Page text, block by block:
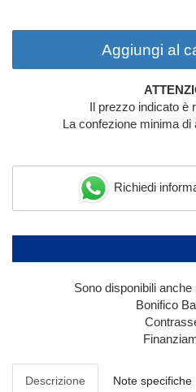
Aggiungi al
Il prezzo indicato è
La confezione minima di
Richiedi
Sono disponibili
Bonifico
Descrizione Note specifiche